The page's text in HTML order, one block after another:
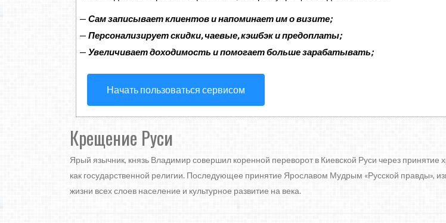
— Сам записывает клиентов и напоминает им о визите;
— Персонализирует скидки, чаевые, кэшбэк и предоплаты;
— Увеличивает доходимость и помогает больше зарабатывать;
Начать пользоваться сервисом
Крещение Руси
Ярый язычник, князь Владимир совершил коренной переворот в Киевской Руси через принятие
как государственной религии. Последующее принятие Ярославом Мудрым «Русской правды»,
жизни всех слоев население и культурное развитие на века.